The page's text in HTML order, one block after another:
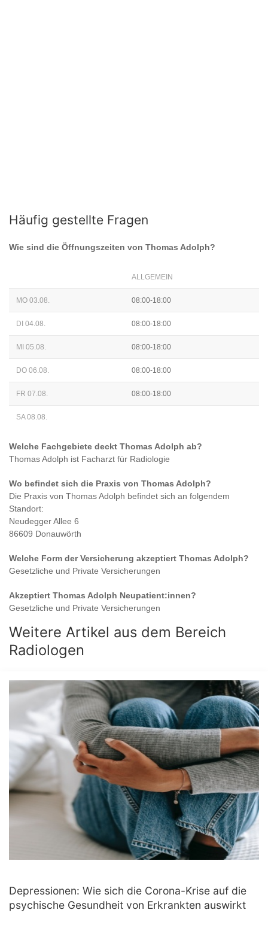
Häufig gestellte Fragen
Wie sind die Öffnungszeiten von Thomas Adolph?
ALLGEMEIN
MO 03.08. 08:00-18:00
DI 04.08. 08:00-18:00
MI 05.08. 08:00-18:00
DO 06.08. 08:00-18:00
FR 07.08. 08:00-18:00
SA 08.08.
Welche Fachgebiete deckt Thomas Adolph ab?
Thomas Adolph ist Facharzt für Radiologie
Wo befindet sich die Praxis von Thomas Adolph?
Die Praxis von Thomas Adolph befindet sich an folgendem
Standort:
Neudegger Allee 6
86609 Donauwörth
Welche Form der Versicherung akzeptiert Thomas Adolph?
Gesetzliche und Private Versicherungen
Akzeptiert Thomas Adolph Neupatient:innen?
Gesetzliche und Private Versicherungen
Weitere Artikel aus dem Bereich
Radiologen
Depressionen: Wie sich die Corona-Krise auf die
psychische Gesundheit von Erkrankten auswirkt